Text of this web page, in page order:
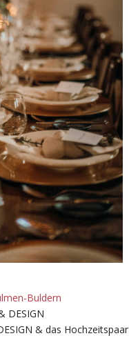
Buldern
DESIGN
& das Hochzeitspaar